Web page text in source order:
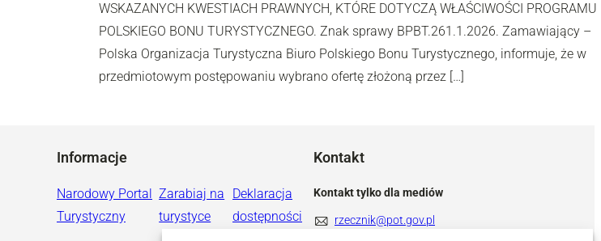
WSKAZANYCH KWESTIACH PRAWNYCH, KTÓRE DOTYCZĄ WŁAŚCIWOŚCI PROGRAMU
POLSKIEGO BONU TURYSTYCZNEGO. Znak sprawy BPBT.261.1.2026. Zamawiający –
Polska Organizacja Turystyczna Biuro Polskiego Bonu Turystycznego, informuje, że w
przedmiotowym postępowaniu wybrano ofertę złożoną przez […]
Informacje
Narodowy Portal
Turystyczny
Zarabiaj na
turystyce
Deklaracja
dostępności
Kontakt
Kontakt tylko dla mediów
rzecznik@pot.gov.pl